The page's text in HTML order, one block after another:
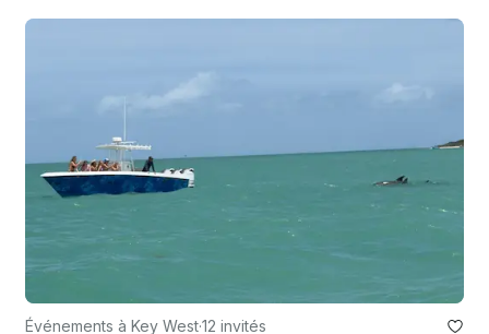
Événements à Key West·12 invités